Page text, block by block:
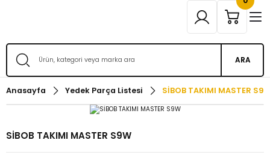
ARA
Anasayfa Yedek Parça Listesi SİBOB TAKIMI MASTER
SİBOB TAKIMI MASTER S9W